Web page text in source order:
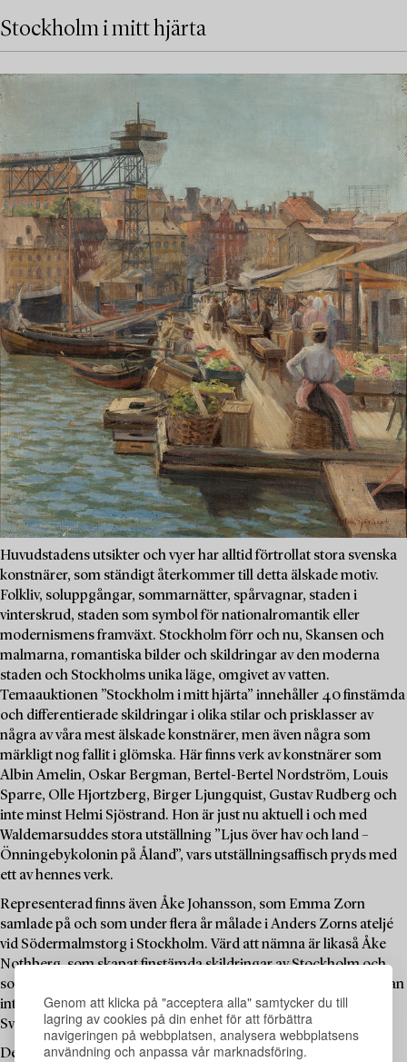
Genom att klicka på "acceptera alla" samtycker du till
lagring av cookies på din enhet för att förbättra
navigeringen på webbplatsen, analysera webbplatsens
användning och anpassa vår marknadsföring.
Stockholm i mitt hjärta
Huvudstadens utsikter och vyer har alltid förtrollat stora svenska
konstnärer, som ständigt återkommer till detta älskade motiv.
Folkliv, soluppgångar, sommarnätter, spårvagnar, staden i
vinterskrud, staden som symbol för nationalromantik eller
modernismens framväxt. Stockholm förr och nu, Skansen och
malmarna, romantiska bilder och skildringar av den moderna
staden och Stockholms unika läge, omgivet av vatten.
Temaauktionen ”Stockholm i mitt hjärta” innehåller 40 finstämda
och differentierade skildringar i olika stilar och prisklasser av
några av våra mest älskade konstnärer, men även några som
märkligt nog fallit i glömska. Här finns verk av konstnärer som
Albin Amelin, Oskar Bergman, Bertel-Bertel Nordström, Louis
Sparre, Olle Hjortzberg, Birger Ljungquist, Gustav Rudberg och
inte minst Helmi Sjöstrand. Hon är just nu aktuell i och med
Waldemarsuddes stora utställning ”Ljus över hav och land –
Önningebykolonin på Åland”, vars utställningsaffisch pryds med
ett av hennes verk.
Representerad finns även Åke Johansson, som Emma Zorn
samlade på och som under flera år målade i Anders Zorns ateljé
vid Södermalmstorg i Stockholm. Värd att nämna är likaså Åke
Nothberg, som skapat finstämda skildringar av Stockholm och
som representerade Sverige på Venedigbiennalen 1926. En annan
intressant konstnär är Mona Johansson, som representerade
Sverige på Biennalen i Bradford, England, 1970 och 1972.
Den rika floran av målningar på auktionen bjuder på en